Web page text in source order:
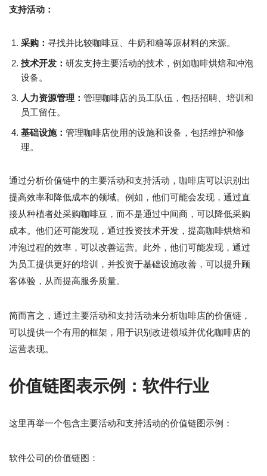
支持活动：
采购： 寻找并比较咖啡豆、牛奶和糖等原材料的来源。
技术开发： 研发支持主要活动的技术，例如咖啡烘焙和冲泡
设备。
人力资源管理： 管理咖啡店的员工队伍，包括招聘、培训和
员工留任。
基础设施： 管理咖啡店使用的设施和设备，包括维护和修
理。
通过分析价值链中的主要活动和支持活动，咖啡店可以识别出
提高效率和降低成本的领域。例如，他们可能会发现，通过直
接从种植者处采购咖啡豆，而不是通过中间商，可以降低采购
成本。他们还可能发现，通过投资技术开发，提高咖啡烘焙和
冲泡过程的效率，可以改善运营。此外，他们可能发现，通过
为员工提供更好的培训，并投资于基础设施改善，可以提升顾
客体验，从而提高服务质量。
简而言之，通过主要活动和支持活动来分析咖啡店的价值链，
可以提供一个有用的框架，用于识别改进领域并优化咖啡店的
运营表现。
价值链图表示例：软件行业
这里再举一个包含主要活动和支持活动的价值链图示例：
软件公司的价值链图：